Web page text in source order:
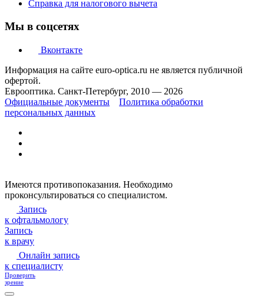
Справка для налогового вычета
Мы в соцсетях
Вконтакте
Информация на сайте euro-optica.ru не является публичной
офертой.
Еврооптика. Санкт-Петербург, 2010 — 2026
Официальные документы
Политика обработки
персональных данных
Имеются противопоказания. Необходимо
проконсультироваться со специалистом.
Запись
к офтальмологу
Запись
к врачу
Онлайн запись
к специалисту
Проверить
зрение